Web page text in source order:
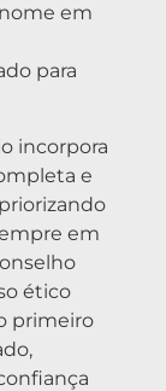
em
para
incorpora
e
em
ético
primeiro